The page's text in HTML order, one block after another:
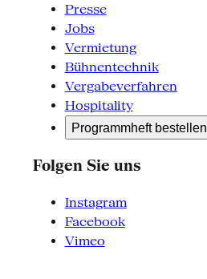
Presse
Jobs
Vermietung
Bühnentechnik
Vergabeverfahren
Hospitality
Programmheft bestellen
Folgen Sie uns
Instagram
Facebook
Vimeo